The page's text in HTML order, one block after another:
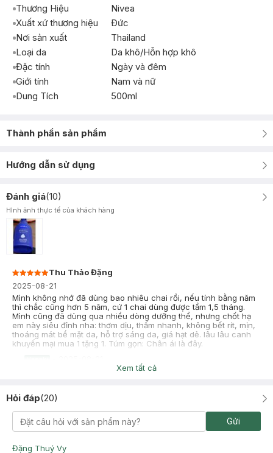
Thương Hiệu
Nivea
Xuất xứ thương hiệu
Ðức
Nơi sản xuất
Thailand
Loại da
Da khô/Hỗn hợp khô
Đặc tính
Ngày và đêm
Giới tính
Nam và nữ
Dung Tích
500ml
Thành phần sản phẩm
Hướng dẫn sử dụng
Đánh giá(10)
Hình ảnh thực tế của khách hàng
Thu Thảo Đặng
2025-08-21
Mình không nhớ đã dùng bao nhiêu chai rồi, nếu tính bằng năm
thì chắc cũng hơn 5 năm, cứ 1 chai dùng được tầm 1,5 tháng.
Mình cũng đã dùng qua nhiều dòng dưỡng thể, nhưng chốt hạ
em này siêu đỉnh nha: thơm dịu, thấm nhanh, không bết rít, mịn,
thoáng mát bề mặt da, hỗ trợ sáng da, giá hạt dẻ. lâu lâu canh
khuyến mại mua 1 tặng 1. Túm gọn: Chân ái là đây.
Hasaki xin chào! Hasaki cảm ơn Thu Thảo Đặng đã dành thời
vụ. Cảm ơn bạn đã tin tưởng và mua sắm tại Hasaki!
Ngọc
Đã mua hàng
2025-08-13
Dưỡng ẩm rất là oke nha, chưa phải quá xịn nhưng chỉ với 122k
Xem tất cả
Hỏi đáp(20)
Gửi
Đặng Thuý Vy